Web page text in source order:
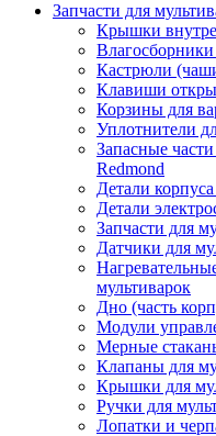
Запчасти для
Крышки
Влагосборники
Кастрюли
Клавиши
Корзины для
Уплотнители
Запасные
Redmond
Детали
Детали
Запчасти для
Датчики для
мультиварок
Дно (часть
Модули
Мерные
Клапаны для
Крышки для
Ручки для
Лопатки и